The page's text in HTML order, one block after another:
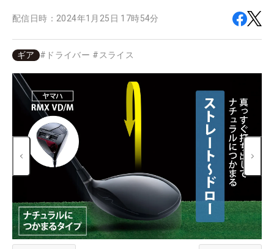
配信日時： 2024年1月25日 17時54分
ギア # ドライバー # スライス